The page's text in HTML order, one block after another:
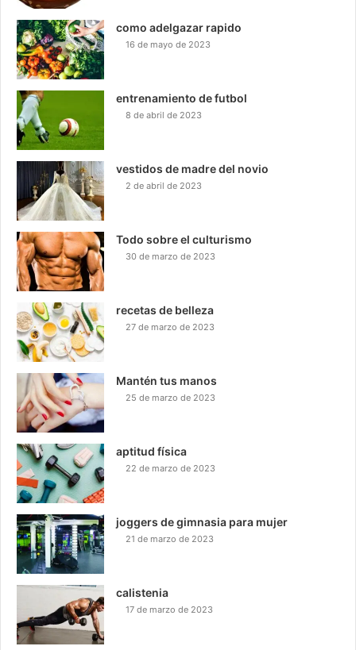
como adelgazar rapido
16 de mayo de 2023
entrenamiento de futbol
8 de abril de 2023
vestidos de madre del novio
2 de abril de 2023
Todo sobre el culturismo
30 de marzo de 2023
recetas de belleza
27 de marzo de 2023
Mantén tus manos
25 de marzo de 2023
aptitud física
22 de marzo de 2023
joggers de gimnasia para mujer
21 de marzo de 2023
calistenia
17 de marzo de 2023